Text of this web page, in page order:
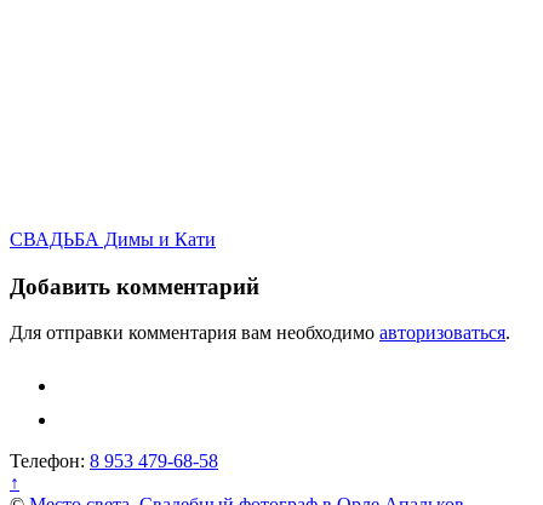
Навигация
по
записям
СВАДЬБА Димы и Кати
Добавить комментарий
Для отправки комментария вам необходимо авторизоваться.
Телефон: 8 953 479-68-58
↑